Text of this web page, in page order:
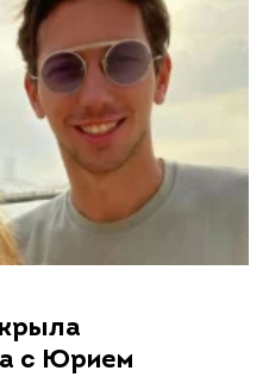
с Юрием